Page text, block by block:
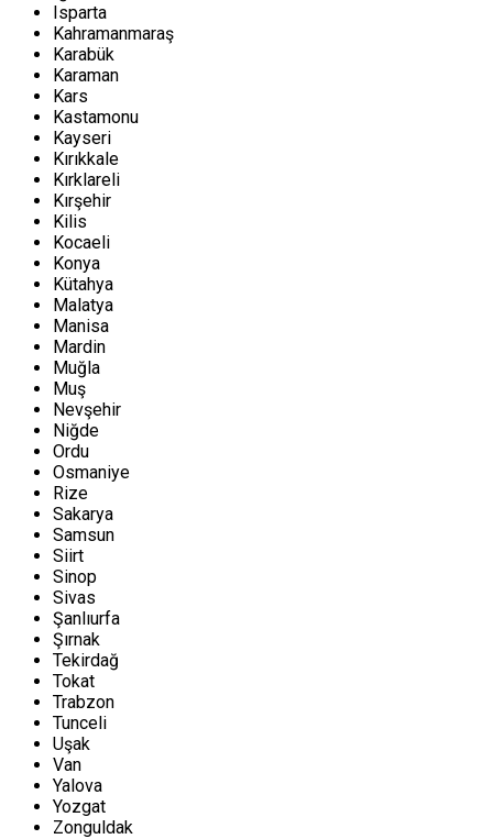
Isparta
Kahramanmaraş
Karabük
Karaman
Kars
Kastamonu
Kayseri
Kırıkkale
Kırklareli
Kırşehir
Kilis
Kocaeli
Konya
Kütahya
Malatya
Manisa
Mardin
Muğla
Muş
Nevşehir
Niğde
Ordu
Osmaniye
Rize
Sakarya
Samsun
Siirt
Sinop
Sivas
Şanlıurfa
Şırnak
Tekirdağ
Tokat
Trabzon
Tunceli
Uşak
Van
Yalova
Yozgat
Zonguldak